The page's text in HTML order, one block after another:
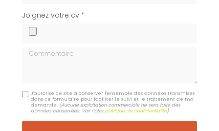
cv
Joignez votre cv *
Commentaire
J'autorise ce site à conserver l'ensemble des données transmises
dans ce formulaire pour faciliter le suivi et le traitement de ma
demande. (Aucune exploitation commerciale ne sera faite des
données conservées. Voir notrepolitique de confidentialité)